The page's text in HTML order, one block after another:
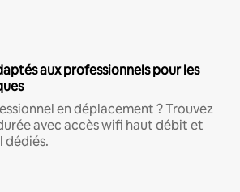
aux professionnels pour les
en déplacement ? Trouvez
avec accès wifi haut débit et
dédiés.